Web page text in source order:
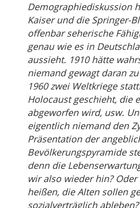
Demographiediskussion
Kaiser und die Springer-
offenbar seherische
genau wie es in
aussieht. 1910 hätte
niemand gewagt daran
1960 zwei Weltkriege
Holocaust geschieht, die
abgeworfen wird, usw.
eigentlich niemand den
Präsentation der
Bevölkerungspyramide
denn die
wir also wieder hin?
heißen, die Alten sollen
sozialverträglich ableben?